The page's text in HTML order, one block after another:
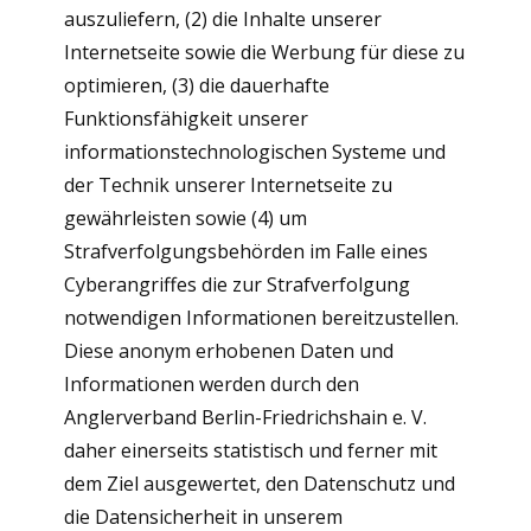
auszuliefern, (2) die Inhalte unserer
Internetseite sowie die Werbung für diese zu
optimieren, (3) die dauerhafte
Funktionsfähigkeit unserer
informationstechnologischen Systeme und
der Technik unserer Internetseite zu
gewährleisten sowie (4) um
Strafverfolgungsbehörden im Falle eines
Cyberangriffes die zur Strafverfolgung
notwendigen Informationen bereitzustellen.
Diese anonym erhobenen Daten und
Informationen werden durch den
Anglerverband Berlin-Friedrichshain e. V.
daher einerseits statistisch und ferner mit
dem Ziel ausgewertet, den Datenschutz und
die Datensicherheit in unserem